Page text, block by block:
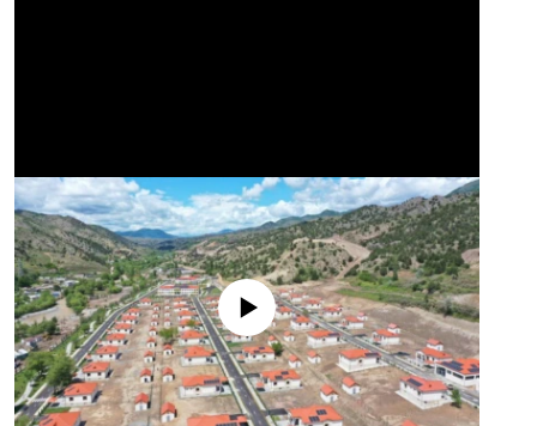
No media source currently available